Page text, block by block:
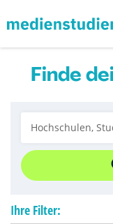
Finde
Ihre Filter: